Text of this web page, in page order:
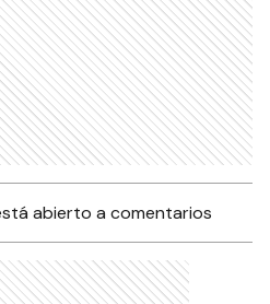
abierto a comentarios